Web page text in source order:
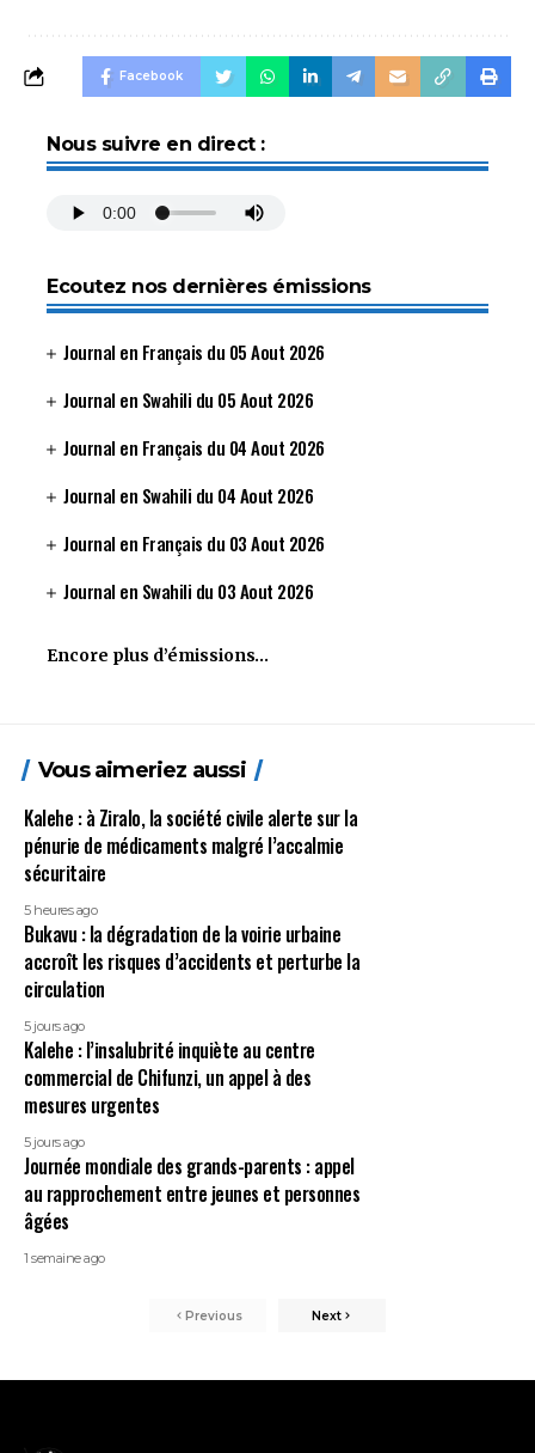
Facebook
Nous suivre en direct :
Ecoutez nos dernières émissions
Journal en Français du 05 Aout 2026
Journal en Swahili du 05 Aout 2026
Journal en Français du 04 Aout 2026
Journal en Swahili du 04 Aout 2026
Journal en Français du 03 Aout 2026
Journal en Swahili du 03 Aout 2026
Encore plus d’émissions…
Vous aimeriez aussi
Kalehe : à Ziralo, la société civile alerte sur la
pénurie de médicaments malgré l’accalmie
sécuritaire
5 heures ago
Bukavu : la dégradation de la voirie urbaine
accroît les risques d’accidents et perturbe la
circulation
5 jours ago
Kalehe : l’insalubrité inquiète au centre
commercial de Chifunzi, un appel à des
mesures urgentes
5 jours ago
Journée mondiale des grands-parents : appel
au rapprochement entre jeunes et personnes
âgées
1 semaine ago
Previous Next